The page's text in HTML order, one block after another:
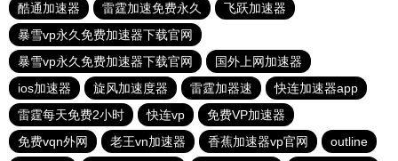
酷通加速器
雷霆加速免费永久
飞跃加速器
暴雪vp永久免费加速器下载官网
暴雪vp永久免费加速器下载官网
国外上网加速器
ios加速器
旋风加速度器 雷霆加器速
快连加速器app
雷霆每天免费2小时
快连vp
免费VP加速器
免费vqn外网
老王vn加速器 香蕉加速器vp官网 outline